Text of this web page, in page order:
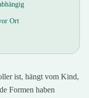
Ort
ist, hängt vom Kind,
Formen haben